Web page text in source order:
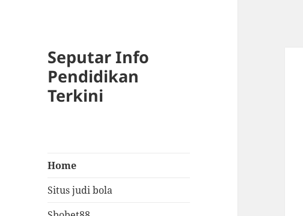
Seputar Info
Pendidikan
Terkini
Home
Situs judi bola